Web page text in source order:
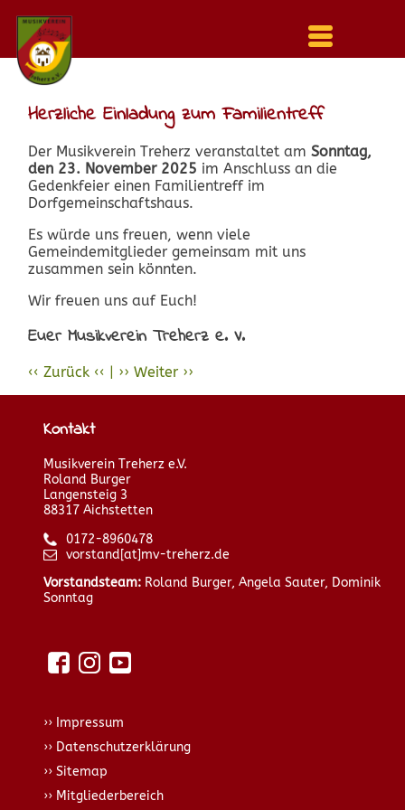
Menu
auf-
Herzliche Einladung zum Familientreff
Der Musikverein Treherz veranstaltet am Sonntag,
den 23. November 2025 im Anschluss an die
Gedenkfeier einen Familientreff im
Dorfgemeinschaftshaus.
Es würde uns freuen, wenn viele
Gemeindemitglieder gemeinsam mit uns
zusammen sein könnten.
Wir freuen uns auf Euch!
Euer Musikverein Treherz e. V.
Vorheriger
2025
Zurück
Nächster
Weiter
Kontakt
Musikverein Treherz e.V.
Roland Burger
Langensteig 3
88317 Aichstetten
0172-8960478
vorstand[at]mv-treherz.de
Vorstandsteam: Roland Burger, Angela Sauter, Dominik
Sonntag
Impressum
Datenschutzerklärung
Sitemap
Mitgliederbereich